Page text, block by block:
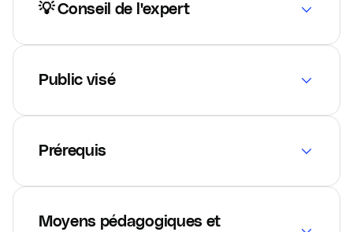
💡 Conseil de l'expert
Public visé
Prérequis
Moyens pédagogiques et